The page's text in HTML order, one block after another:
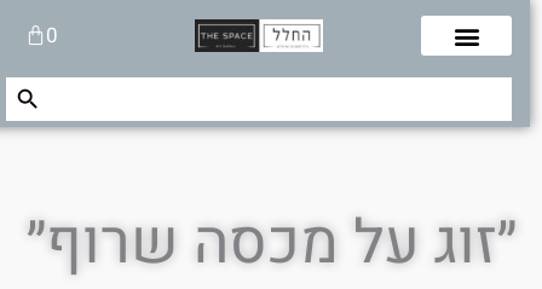
0עגלת
קניות
Search
Search Button
״זוג על מכסה שרוף״